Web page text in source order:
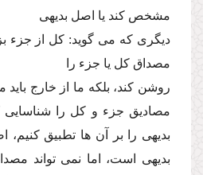
مشخص كند یا اصل بدیهى
دیگرى كه مى گوید: كل از جزء
مصداق كل یا جزء را
روشن كند، بلكه ما از خارج
مصادیق جزء و كل را
بدیهى را بر آن ها تطبیق
بدیهى است، اما نمى تواند